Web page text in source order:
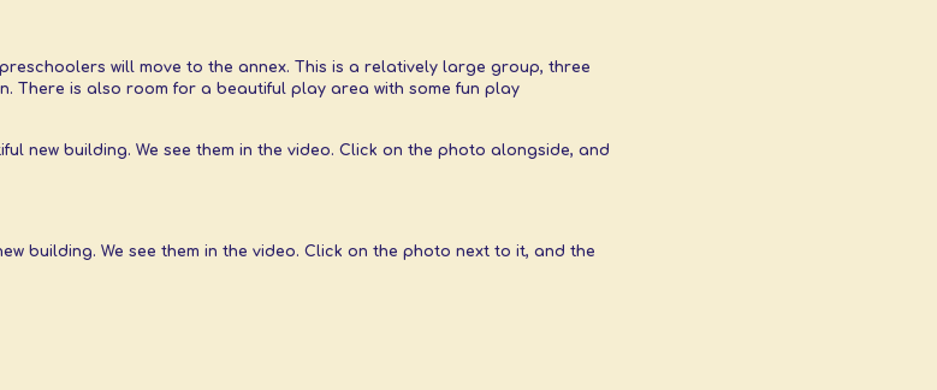
will move to the annex. This is a relatively large group, three
There is also room for a beautiful play area with some fun play
new building. We see them in the video. Click on the photo alongside, and
building. We see them in the video. Click on the photo next to it, and the